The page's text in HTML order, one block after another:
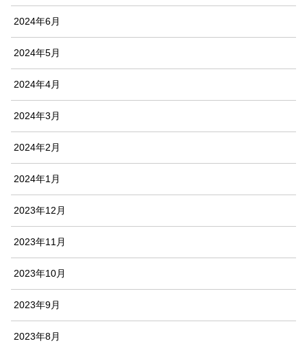
2024年6月
2024年5月
2024年4月
2024年3月
2024年2月
2024年1月
2023年12月
2023年11月
2023年10月
2023年9月
2023年8月